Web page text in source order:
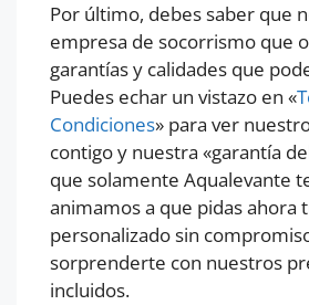
Por último, debes saber que
empresa de socorrismo que
garantías y calidades que
Puedes echar un vistazo en «
Condiciones» para ver
contigo y nuestra «garantía
que solamente Aqualevante
animamos a que pidas ahora
personalizado sin
sorprenderte con nuestros
incluidos.